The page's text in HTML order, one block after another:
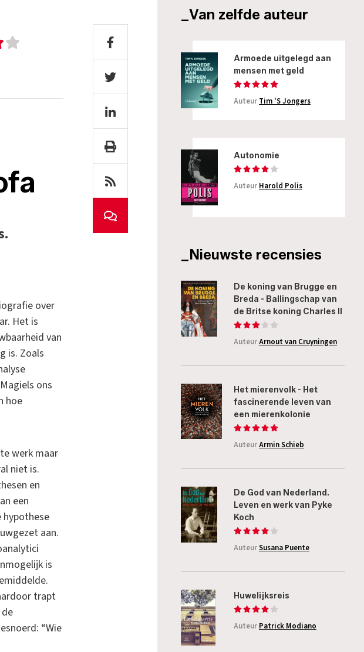
over
Het is
van
is. Zoals
ons
hoe
werk maar
niet is.
en
een
hypothese
aan.
is
trapt
“Wie
_Van zelfde auteur
Armoede uitgelegd aan
mensen met geld
Auteur Tim 'S Jongers
Autonomie
Auteur Harold Polis
_Nieuwste recensies
De koning van Brugge en
Breda - Ballingschap van
de Britse koning Charles II
AuteurArnout van Cruyningen
Het mierenvolk - Het
fascinerende leven van
een mierenkolonie
AuteurArmin Schieb
De God van Nederland.
Leven en werk van Pyke
Koch
AuteurSusana Puente
Huwelijksreis
Auteur Patrick Modiano